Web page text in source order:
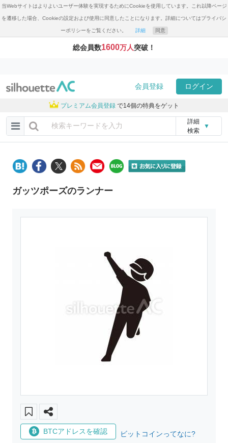
当Webサイトはよりよいユーザー体験を実現するためにCookieを使用しています。これ以降ページ
を遷移した場合、Cookieの設定および使用に同意したことになります。詳細についてはプライバシ
ーポリシーをご覧ください。 詳細 同意
総会員数1600万人突破！
会員登録 ログイン
プレミアム会員登録 で14個の特典をゲット
詳細
検索
▼
ガッツポーズのランナー
BTCアドレスを確認 ビットコインってなに?